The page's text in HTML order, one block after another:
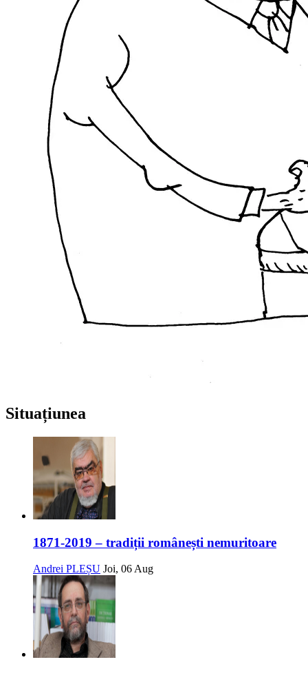
Situațiunea
1871-2019 – tradiții românești nemuritoare
Andrei PLEȘU Joi, 06 Aug